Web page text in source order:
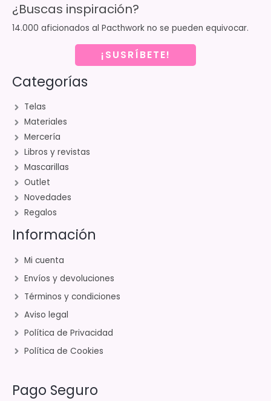
¿Buscas inspiración?
14.000 aficionados al Pacthwork no se pueden equivocar.
¡SUSRÍBETE!
Categorías
Telas
Materiales
Mercería
Libros y revistas
Mascarillas
Outlet
Novedades
Regalos
Información
Mi cuenta
Envíos y devoluciones
Términos y condiciones
Aviso legal
Política de Privacidad
Política de Cookies
Pago Seguro